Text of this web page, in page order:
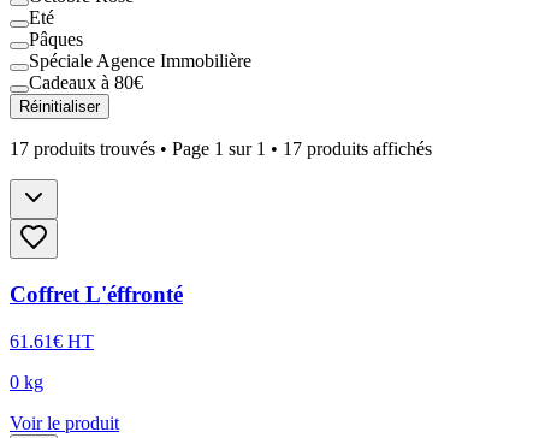
Eté
Pâques
Spéciale Agence Immobilière
Cadeaux à 80€
Réinitialiser
17 produits trouvés • Page 1 sur 1 • 17 produits affichés
Coffret L'éffronté
61.61€ HT
0 kg
Voir le produit